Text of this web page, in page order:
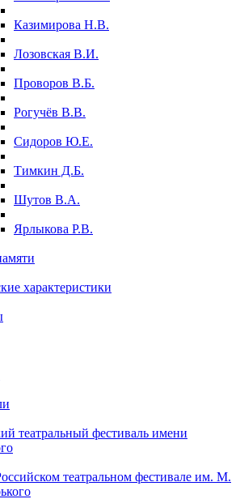
Казимирова Н.В.
Лозовская В.И.
Проворов В.Б.
Рогучёв В.В.
Сидоров Ю.Е.
Тимкин Д.Б.
Шутов В.А.
Ярлыкова Р.В.
характеристики
театральный фестиваль имени
театральном фестивале им. М.